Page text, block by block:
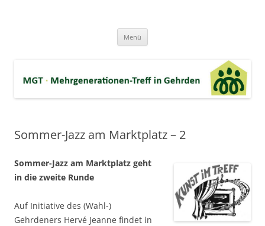
Menü
Sommer-Jazz am Marktplatz – 2
Sommer-Jazz am Marktplatz geht
in die zweite Runde
Auf Initiative des (Wahl-)
Gehrdeners Hervé Jeanne findet in